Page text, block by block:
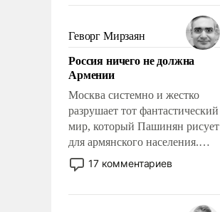
Сложившаяся ситуация
означает многолетний период
уязвимости США, например,
перед Китаем.
Геворг Мирзаян
Россия ничего не должна
Армении
Москва системно и жестко
разрушает тот фантастический
мир, который Пашинян рисует
для армянского населения.
Мир, где политические
прожекты будут безусловно
17 комментариев